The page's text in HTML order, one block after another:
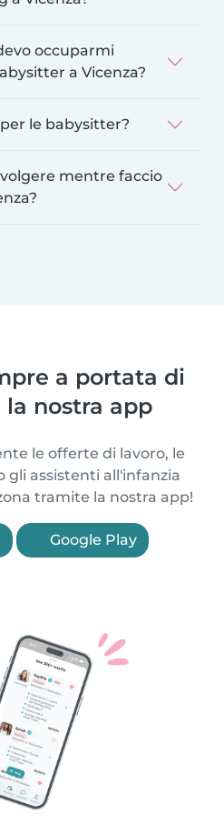
occuparmi
a Vicenza?
le babysitter?
mentre faccio
a portata di
la nostra app
le offerte di lavoro, le
gli assistenti all'infanzia
tramite la nostra app!
Google Play